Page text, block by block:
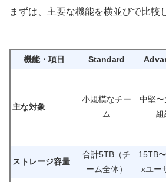
まずは、主要な機能を横並びで比較
機能・項目 Standard
主な対象
小規模なチー
ム
中堅〜
組
ストレージ容量
合計5TB（チ
ーム全体）
15TB
xユー